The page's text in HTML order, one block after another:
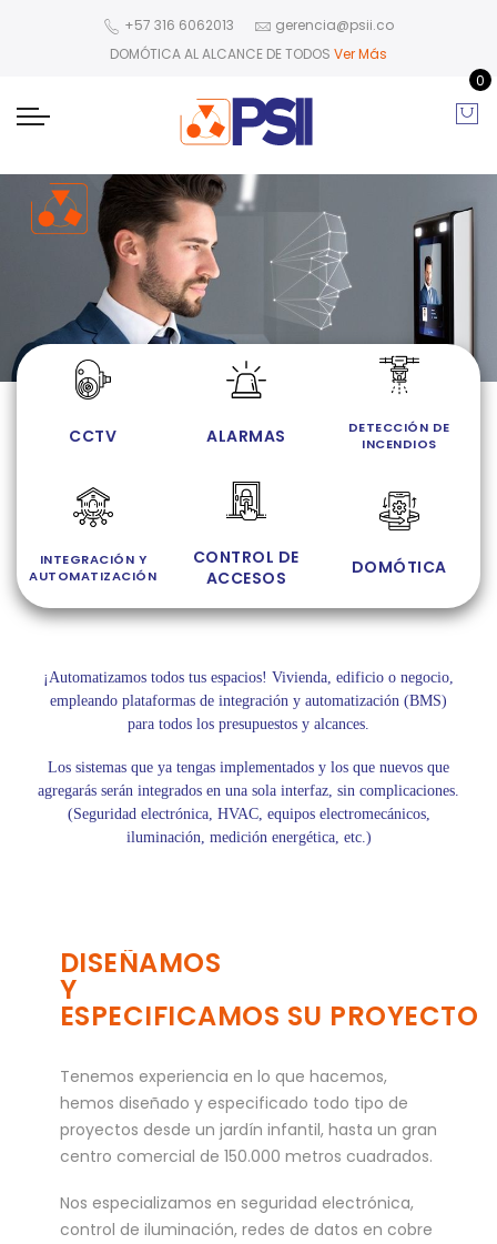
+57 316 6062013
gerencia@psii.co
DOMÓTICA AL ALCANCE DE TODOS Ver Más
0
CCTV ALARMAS
DETECCIÓN DE
INCENDIOS
INTEGRACIÓN Y
AUTOMATIZACIÓN
CONTROL DE
ACCESOS
DOMÓTICA
¡Automatizamos todos tus espacios! Vivienda, edificio o negocio,
empleando plataformas de integración y automatización (BMS)
para todos los presupuestos y alcances.
Los sistemas que ya tengas implementados y los que nuevos que
agregarás serán integrados en una sola interfaz, sin complicaciones.
(Seguridad electrónica, HVAC, equipos electromecánicos,
iluminación, medición energética, etc.)
DISEÑAMOS
Y
ESPECIFICAMOS SU PROYECTO
Tenemos experiencia en lo que hacemos,
hemos diseñado y especificado todo tipo de
proyectos desde un jardín infantil, hasta un gran
centro comercial de 150.000 metros cuadrados.
Nos especializamos en seguridad electrónica,
control de iluminación, redes de datos en cobre